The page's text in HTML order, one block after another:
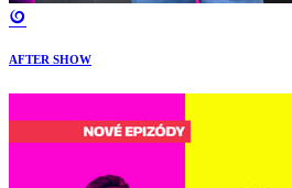
AFTER SHOW